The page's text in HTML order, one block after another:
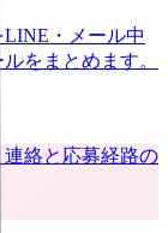
・メール中
をまとめます。